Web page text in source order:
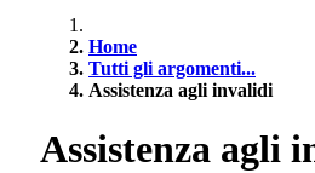
Home
Tutti gli argomenti...
Assistenza agli invalidi
Assistenza agli